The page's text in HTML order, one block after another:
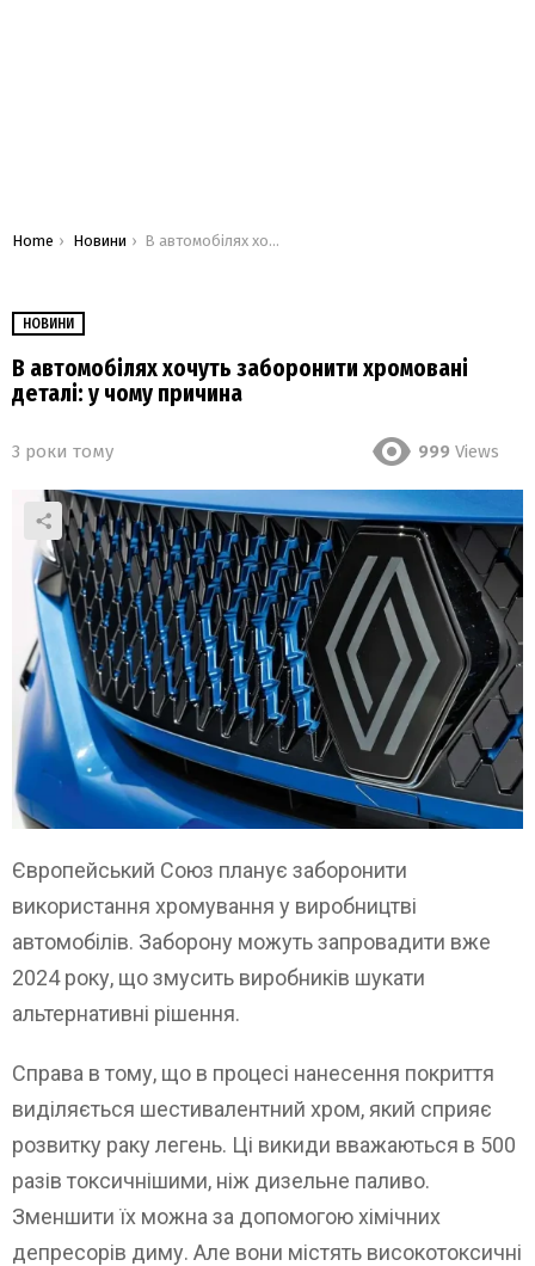
You are here:
Home Новини В автомобілях хочуть заборонити хромовані деталі: у чому причина
НОВИНИ
В автомобілях хочуть заборонити хромовані
деталі: у чому причина
3 роки тому 999 Views
Європейський Союз планує заборонити
використання хромування у виробництві
автомобілів. Заборону можуть запровадити вже
2024 року, що змусить виробників шукати
альтернативні рішення.
Справа в тому, що в процесі нанесення покриття
виділяється шестивалентний хром, який сприяє
розвитку раку легень. Ці викиди вважаються в 500
разів токсичнішими, ніж дизельне паливо.
Зменшити їх можна за допомогою хімічних
депресорів диму. Але вони містять високотоксичні